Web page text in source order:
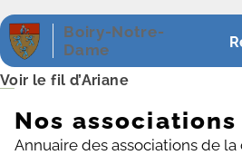
Panneau de gestion des cookies
Boiry-Notre-
Dame
Voir le fil d’Ariane
Nos associations
Annuaire des associations de